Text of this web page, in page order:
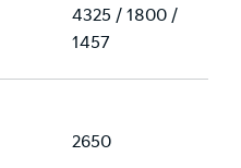
4325 / 1800 /
1457
2650